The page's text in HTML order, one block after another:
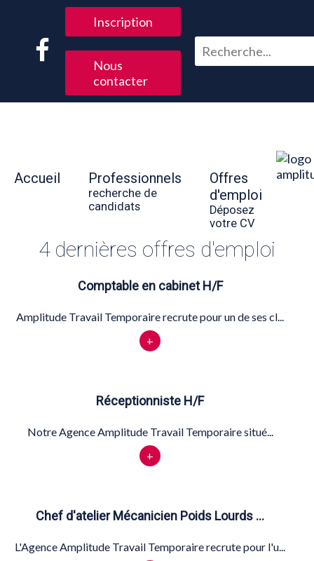
Inscription
Nous
contacter
Accueil Professionnels
recherche de
candidats
Offres
d'emploi
Déposez
votre CV
4 dernières offres d'emploi
Comptable en cabinet H/F
Amplitude Travail Temporaire recrute pour un de ses cl...
+
Réceptionniste H/F
Notre Agence Amplitude Travail Temporaire situé...
+
Chef d'atelier Mécanicien Poids Lourds …
L'Agence Amplitude Travail Temporaire recrute pour l'u...